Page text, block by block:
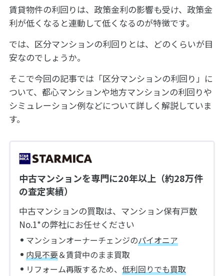
賃貸物件の利回りは、政策金利の影響も受け、政策金
利が低くなると連動して低くなるのが特徴です。
では、区分マンションの利回りとは、どのくらいが目
安なのでしょうか。
そこで今回の記事では「区分マンションの利回り」に
ついて、都心マンションや地方マンションの利回りや
シミュレーション例などについて詳しく解説していま
す。
中古マンションを専門に20年以上（約28万件
の査定実績）
中古マンションの買取は、マンション保有戸数
No.1*の弊社にお任せください
マンションオーナーチェンジのパイオニア
内見不要＆賃貸中のまま買取
リフォーム再販するため、低利回りでも買取